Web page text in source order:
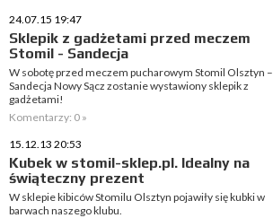
24.07.15 19:47
Sklepik z gadżetami przed meczem
Stomil - Sandecja
W sobotę przed meczem pucharowym Stomil Olsztyn –
Sandecja Nowy Sącz zostanie wystawiony sklepik z
gadżetami!
Komentarzy: 0 »
15.12.13 20:53
Kubek w stomil-sklep.pl. Idealny na
świąteczny prezent
W sklepie kibiców Stomilu Olsztyn pojawiły się kubki w
barwach naszego klubu.